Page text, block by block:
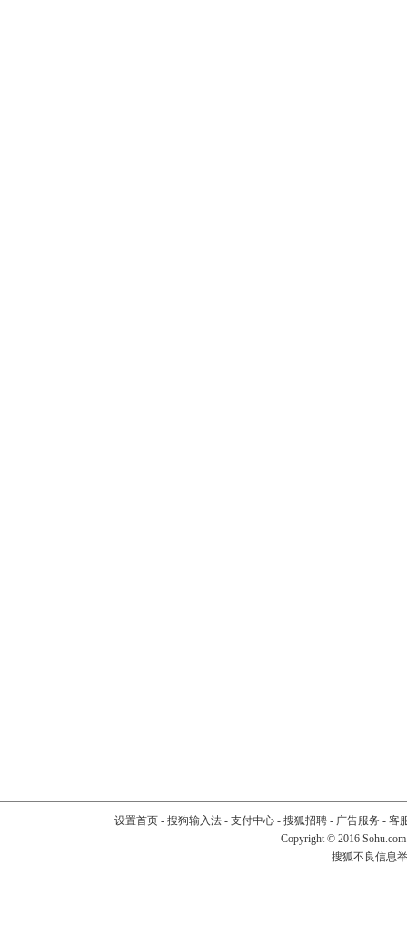
设置首页- 搜狗输入法- 支付中心- 搜狐招聘- 广告服务 - 客
Copyright © 2016
搜狐不良信息